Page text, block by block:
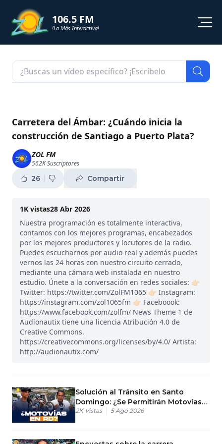
106.5 FM
!La Más Interactiva!
NOTICIAS
SHORTS
PODCAST
ZOL TV
Carretera del Ámbar: ¿Cuándo inicia la
construcción de Santiago a Puerto Plata?
ZOL FM
562KSuscriptores
26 Compartir
1K vistas28 Abr 2026
Nuestra programación es totalmente interactiva,
contamos con los mejores programas, encabezados
por los mejores productores y locutores de la radio.
Puedes escucharnos por audio real y además puedes
vernos las 24 horas con nuestro circuito cerrado,
mediante una cámara web instalada en nuestro
estudio. Únete a la conversación en redes sociales: 👉🏻
Twitter: https://twitter.com/ZolFM1065 👉🏻 Instagram:
https://instagram.com/zol1065fm 👉🏻 Faceboook:
https://www.facebook.com/zolfm/ News Theme 1 de
Audionautix tiene una licencia Atribución 4.0 de
Creative Commons.
https://creativecommons.org/licenses/by/4.0/ Artista:
http://audionautix.com/
Solución al Tránsito en Santo
Domingo: ¿Se Permitirán Motovías
en RD?
2K Vistas 5 Ago 2026